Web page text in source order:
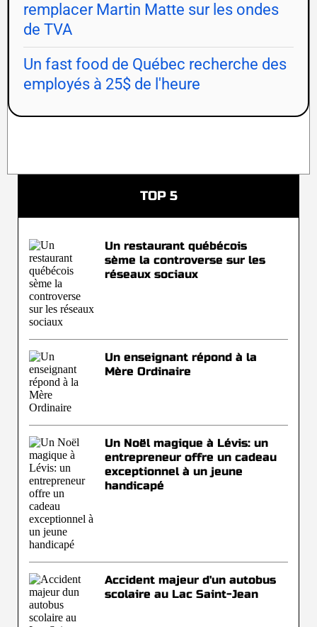
remplacer Martin Matte sur les ondes
de TVA
Un fast food de Québec recherche des
employés à 25$ de l'heure
TOP 5
Un restaurant québécois
sème la controverse sur les
réseaux sociaux
Un enseignant répond à la
Mère Ordinaire
Un Noël magique à Lévis: un
entrepreneur offre un cadeau
exceptionnel à un jeune
handicapé
Accident majeur d'un autobus
scolaire au Lac Saint-Jean